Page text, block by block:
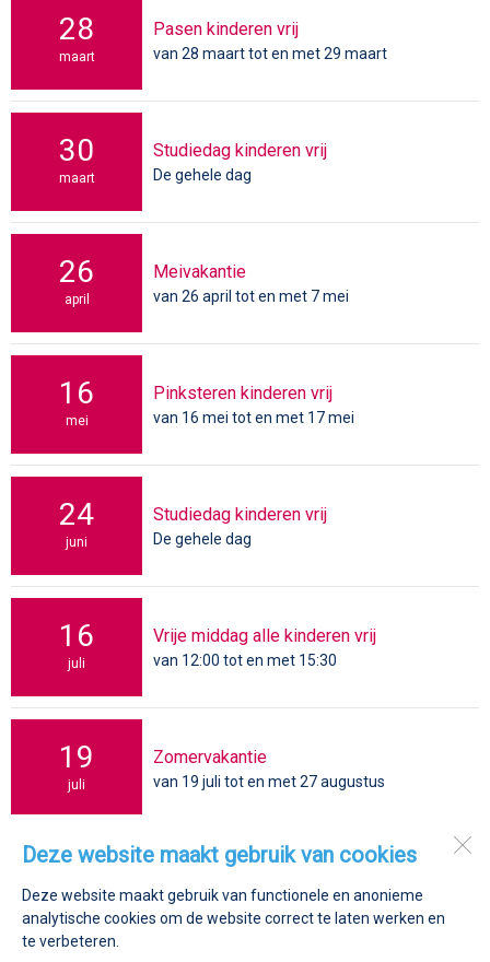
Deze website maakt gebruik van cookies
Deze website maakt gebruik van functionele en anonieme
analytische cookies om de website correct te laten werken en
te verbeteren.
28
maart
Pasen kinderen vrij
van 28 maart tot en met 29 maart
30
maart
Studiedag kinderen vrij
De gehele dag
26
april
Meivakantie
van 26 april tot en met 7 mei
16
mei
Pinksteren kinderen vrij
van 16 mei tot en met 17 mei
24
juni
Studiedag kinderen vrij
De gehele dag
16
juli
Vrije middag alle kinderen vrij
van 12:00 tot en met 15:30
19
juli
Zomervakantie
van 19 juli tot en met 27 augustus
Oudersvrucht 3
2841 LN
Moordrecht